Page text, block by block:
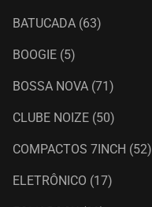
BATUCADA (63)
BOOGIE (5)
BOSSA NOVA (71)
CLUBE NOIZE (50)
COMPACTOS 7INCH (52)
ELETRÔNICO (17)